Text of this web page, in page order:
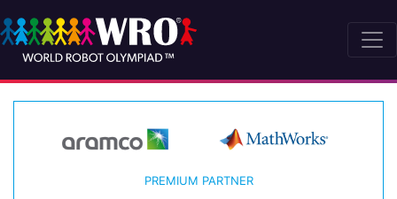
PREMIUM PARTNER